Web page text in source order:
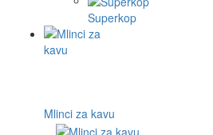
Superkop
Mlinci za kavu